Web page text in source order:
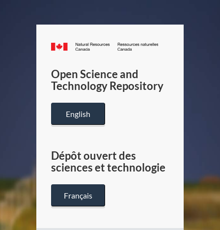
Canada.ca
/
Canada
Open Science and
Technology Repository
English
Dépôt ouvert des
sciences et technologie
Français